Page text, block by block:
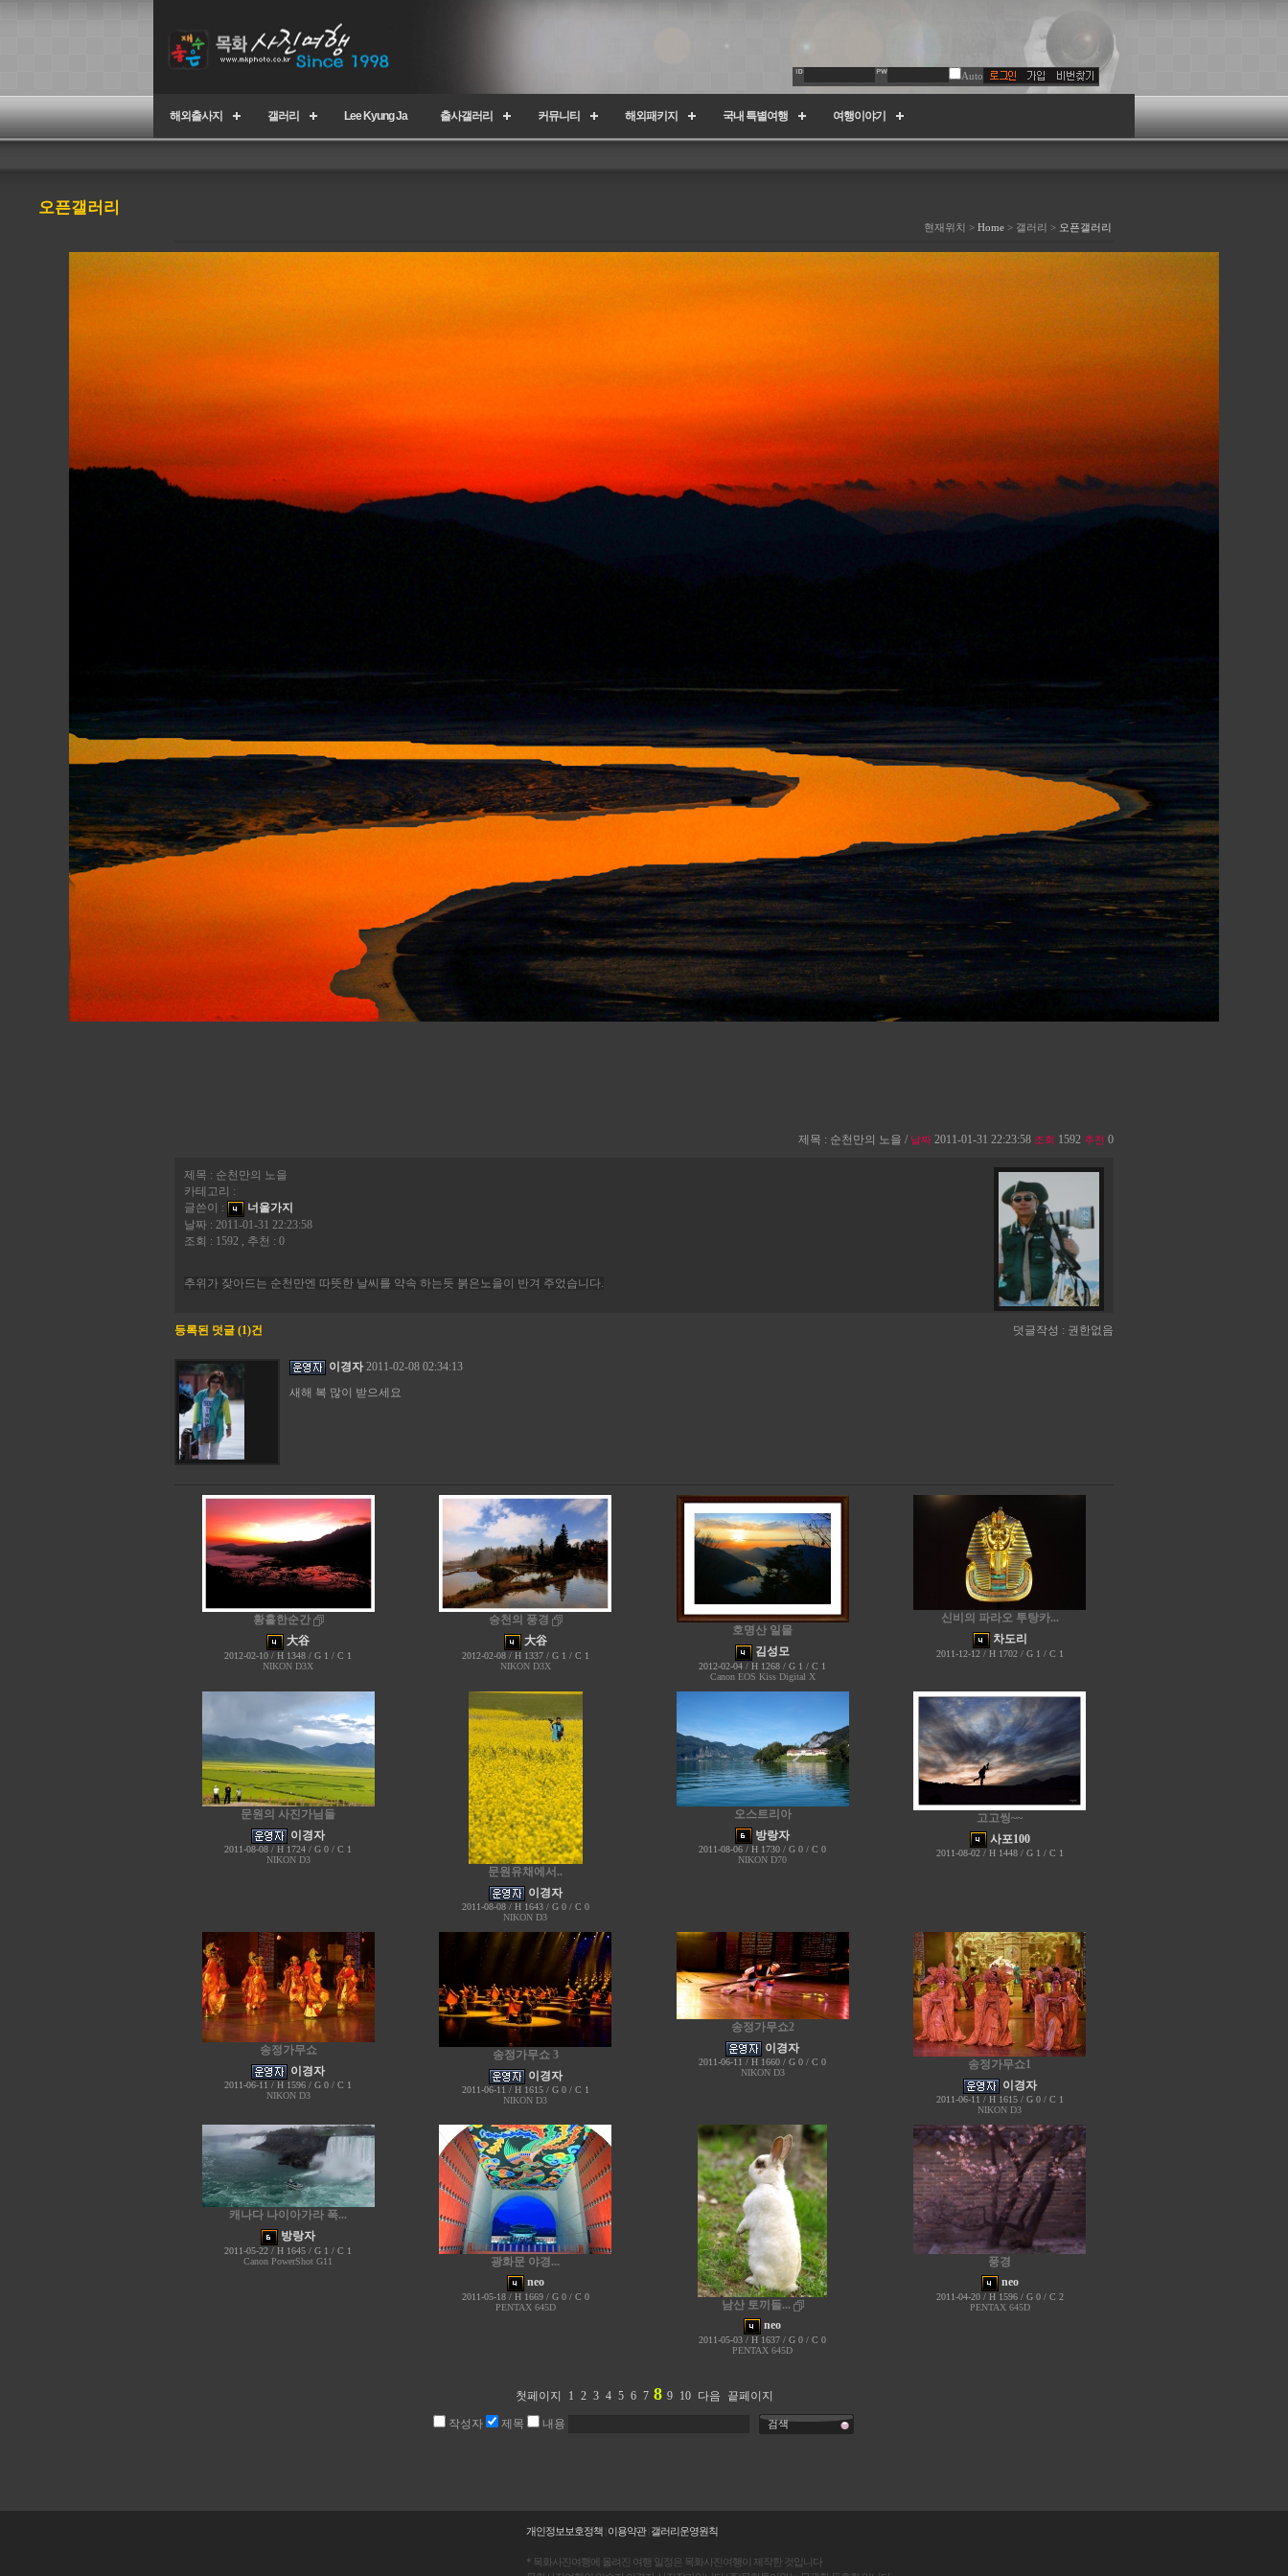
Auto
해외출사지 갤러리 Lee Kyung Ja 출사갤러리 커뮤니티 해외패키지 국내 특별여행 여행이야기
오픈갤러리
현재위치 > Home > 갤러리 > 오픈갤러리
제목 : 순천만의 노을 / 날짜 2011-01-31 22:23:58 조회 1592 추천 0
제목 : 순천만의 노을
카테고리 :
글쓴이 :
너울가지
날짜 : 2011-01-31 22:23:58
조회 : 1592 , 추천 : 0
추위가 잦아드는 순천만엔 따뜻한 날씨를 약속 하는듯 붉은노을이 반겨 주었습니다.
덧글작성 : 권한없음
등록된 덧글 (1)건
이경자2011-02-08 02:34:13
새해 복 많이 받으세요
황홀한순간
大谷
2012-02-10 / H 1348 / G 1 / C 1
NIKON D3X
승천의 풍경
大谷
2012-02-08 / H 1337 / G 1 / C 1
NIKON D3X
호명산 일물
김성모
2012-02-04 / H 1268 / G 1 / C 1
Canon EOS Kiss Digital X
신비의 파라오 투탕카...
차도리
2011-12-12 / H 1702 / G 1 / C 1
문원의 사진가님들
이경자
2011-08-08 / H 1724 / G 0 / C 1
NIKON D3
문원유채에서..
이경자
2011-08-08 / H 1643 / G 0 / C 0
NIKON D3
오스트리아
방랑자
2011-08-06 / H 1730 / G 0 / C 0
NIKON D70
고고씽~~
사포100
2011-08-02 / H 1448 / G 1 / C 1
송정가무쇼
이경자
2011-06-11 / H 1596 / G 0 / C 1
NIKON D3
송정가무쇼 3
이경자
2011-06-11 / H 1615 / G 0 / C 1
NIKON D3
송정가무쇼2
이경자
2011-06-11 / H 1660 / G 0 / C 0
NIKON D3
송정가무쇼1
이경자
2011-06-11 / H 1615 / G 0 / C 1
NIKON D3
캐나다 나이아가라 폭...
방랑자
2011-05-22 / H 1645 / G 1 / C 1
Canon PowerShot G11
광화문 야경...
neo
2011-05-18 / H 1669 / G 0 / C 0
PENTAX 645D
남산 토끼들...
neo
2011-05-03 / H 1637 / G 0 / C 0
PENTAX 645D
풍경
neo
2011-04-20 / H 1596 / G 0 / C 2
PENTAX 645D
첫페이지 1 2 3 4 5 6 7 8 9 10 다음 끝페이지
작성자 제목 내용 검색
개인정보보호정책| 이용약관| 갤러리운영원칙
* 목화사진여행에 올려진 여행 일정은 목화사진여행이 제작한 것입니다